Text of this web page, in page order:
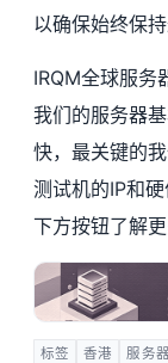
以确保始终保
IRQM全球服务
我们的服务器
快，最关键的
测试机的IP和
下方按钮了解
标签 香港 服务器